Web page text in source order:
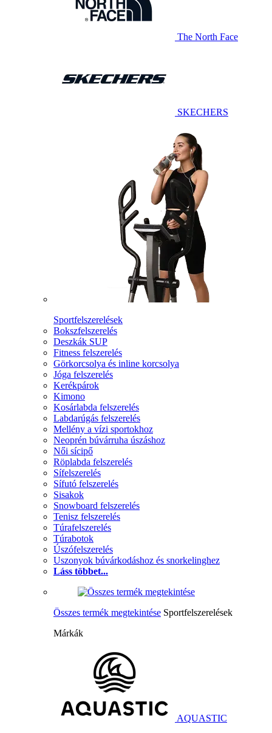
The North Face
SKECHERS
Sportfelszerelések
Bokszfelszerelés
Deszkák SUP
Fitness felszerelés
Görkorcsolya és inline korcsolya
Jóga felszerelés
Kerékpárok
Kimono
Kosárlabda felszerelés
Labdarúgás felszerelés
Mellény a vízi sportokhoz
Neoprén búvárruha úszáshoz
Női sícipő
Röplabda felszerelés
Sífelszerelés
Sífutó felszerelés
Sisakok
Snowboard felszerelés
Tenisz felszerelés
Túrafelszerelés
Túrabotok
Úszófelszerelés
Uszonyok búvárkodáshoz és snorkelinghez
Láss többet...
Összes termék megtekintése Sportfelszerelések
Márkák
AQUASTIC